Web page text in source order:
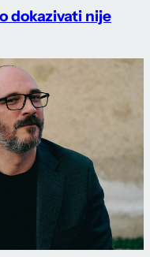
dokazivati nije